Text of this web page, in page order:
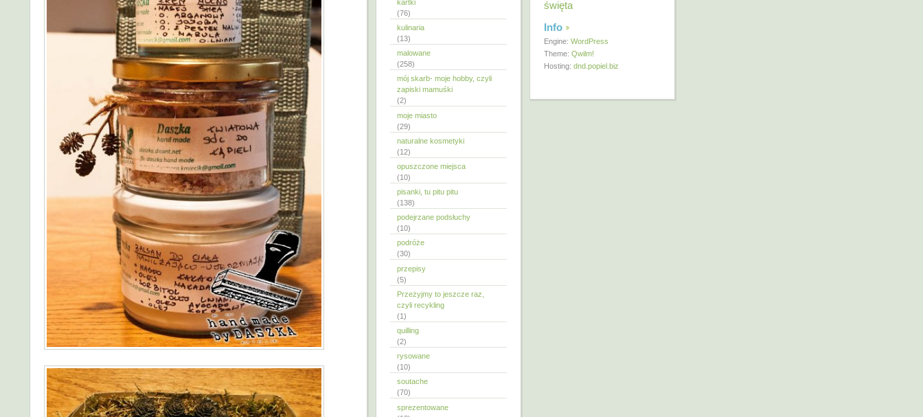
kartki
(76)
kulinaria
(13)
malowane
(258)
mój skarb- moje hobby, czyli
zapiski mamuśki
(2)
moje miasto
(29)
naturalne kosmetyki
(12)
opuszczone miejsca
(10)
pisanki, tu pitu pitu
(138)
podejrzane podsłuchy
(10)
podróże
(30)
przepisy
(5)
Przeżyjmy to jeszcze raz,
czyli recykling
(1)
quilling
(2)
rysowane
(10)
soutache
(70)
sprezentowane
święta
Info
Engine: WordPress
Theme: Qwilm!
Hosting: dnd.popiel.biz